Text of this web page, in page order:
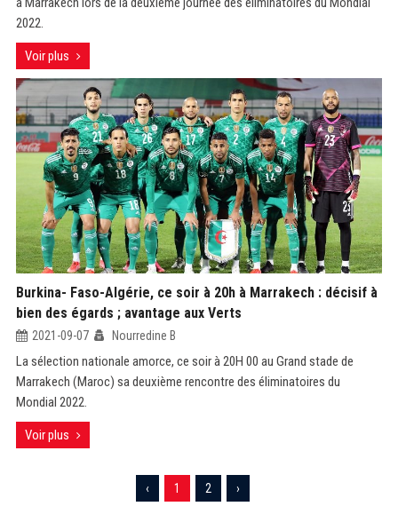
2022.
Voir plus
Burkina- Faso-Algérie, ce soir à 20h à Marrakech : décisif à
bien des égards ; avantage aux Verts
2021-09-07 Nourredine B
La sélection nationale amorce, ce soir à 20H 00 au Grand stade de
Marrakech (Maroc) sa deuxième rencontre des éliminatoires du
Mondial 2022.
Voir plus
‹ 1 2 ›